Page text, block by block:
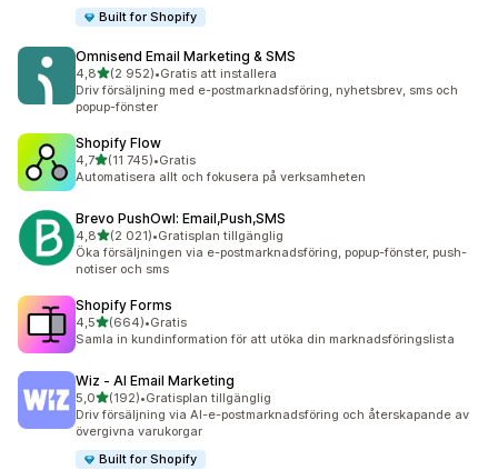
Built for Shopify
Omnisend Email Marketing & SMS
4,8av 5 stjärnor
(2 952)
2952 recensioner totalt
•Gratis att installera
Driv försäljning med e-postmarknadsföring, nyhetsbrev, sms och
popup-fönster
Shopify Flow
4,7av 5 stjärnor
(11 745)
11745 recensioner totalt
•Gratis
Automatisera allt och fokusera på verksamheten
Brevo PushOwl: Email,Push,SMS
4,8av 5 stjärnor
(2 021)
2021 recensioner totalt
•Gratisplan tillgänglig
Öka försäljningen via e-postmarknadsföring, popup-fönster, push-
notiser och sms
Shopify Forms
4,5av 5 stjärnor
(664)
664 recensioner totalt
•Gratis
Samla in kundinformation för att utöka din marknadsföringslista
Wiz ‑ AI Email Marketing
5,0av 5 stjärnor
(192)
192 recensioner totalt
•Gratisplan tillgänglig
Driv försäljning via AI-e-postmarknadsföring och återskapande av
övergivna varukorgar
Built for Shopify